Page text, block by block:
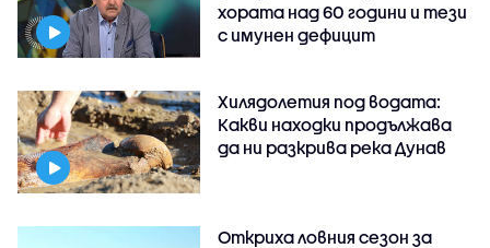
хората над 60 години и тези
с имунен дефицит
Хилядолетия под водата:
Какви находки продължава
да ни разкрива река Дунав
Откриха ловния сезон за